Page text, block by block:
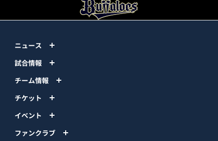
ニュース
試合情報
チーム情報
チケット
イベント
ファンクラブ